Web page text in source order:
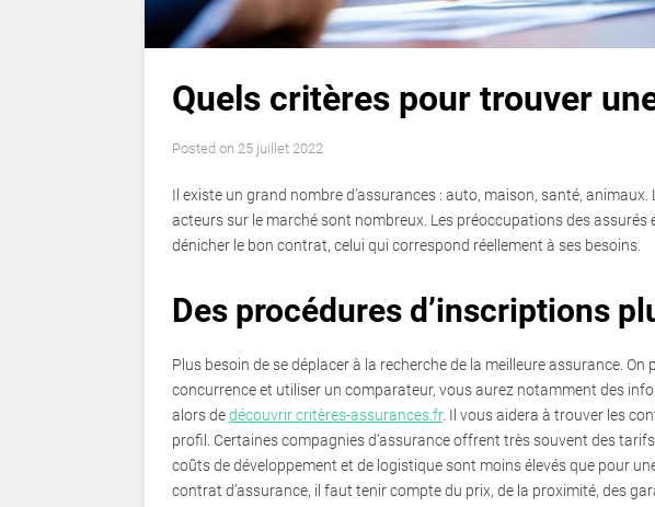
Quels critères pour trouver
Posted on 25 juillet 2022
Il existe un grand nombre d’assurances : auto, maison, santé,
acteurs sur le marché sont nombreux. Les préoccupations des assurés
dénicher le bon contrat, celui qui correspond réellement à ses besoins.
Des procédures d’inscriptions
Plus besoin de se déplacer à la recherche de la meilleure assurance.
concurrence et utiliser un comparateur, vous aurez notamment des
alors dedécouvrir critères-assurances.fr. Il vous aidera à trouver les
profil. Certaines compagnies d’assurance offrent très souvent des
coûts de développement et de logistique sont moins élevés que pour
contrat d’assurance, il faut tenir compte du prix, de la proximité, des